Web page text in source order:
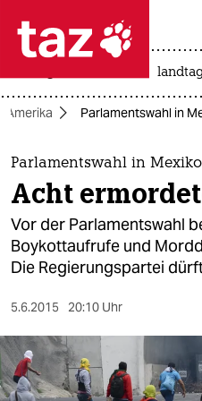
 taz
taz zahl ich
themen
politik
öko
gesellschaft
sport
Amerika Parlamentswahl in
Parlamentswahl in Mexiko
Acht
Vor der Parlamentswahl
Boykottaufrufe und
Die Regierungspartei
5.6.2015 20:10 Uhr